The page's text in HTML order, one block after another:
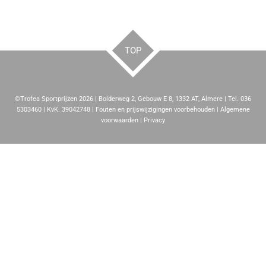
TOP
©Trofea Sportprijzen 2026 | Bolderweg 2, Gebouw E 8, 1332 AT, Almere | Tel. 036
5303460 | KvK. 39042748 | Fouten en prijswijzigingen voorbehouden | Algemene
voorwaarden | Privacy